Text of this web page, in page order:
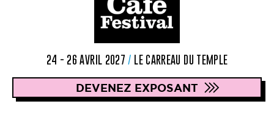
24 - 26 AVRIL 2027 / LE CARREAU DU TEMPLE
DEVENEZ EXPOSANT